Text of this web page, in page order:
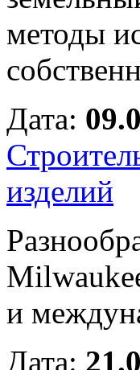
методы
Дата:
изделий
и
Дата: